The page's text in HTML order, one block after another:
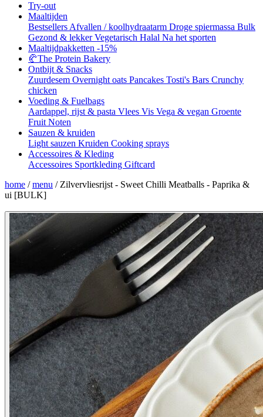
Try-out
Maaltijden
Bestsellers Afvallen / koolhydraatarm Droge spiermassa Bulk
Gezond & lekkerVegetarisch Halal Na het sporten
Maaltijdpakketten -15%
🥐The Protein Bakery
Ontbijt & Snacks
Zuurdesem Overnight oats Pancakes Tosti's Bars Crunchy
chicken
Voeding & Fuelbags
Aardappel, rijst & pasta Vlees Vis Vega & vegan Groente
Fruit Noten
Sauzen & kruiden
Light sauzen Kruiden Cooking sprays
Accessoires & Kleding
Accessoires Sportkleding Giftcard
home / menu / Zilvervliesrijst - Sweet Chilli Meatballs - Paprika &
ui [BULK]